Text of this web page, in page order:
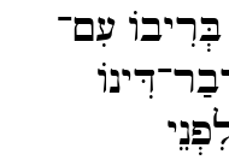
עִם־​